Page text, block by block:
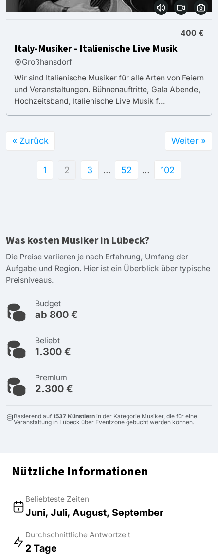
400 €
Italy-Musiker - Italienische Live Musik
Großhansdorf
Wir sind Italienische Musiker für alle Arten von Feiern
und Veranstaltungen. Bühnenauftritte, Gala Abende,
Hochzeitsband, Italienische Live Musik f...
« Zurück
1 2 3 … 52 … 102
Weiter »
Was kosten Musiker in Lübeck?
Die Preise variieren je nach Erfahrung, Umfang der
Aufgabe und Region. Hier ist ein Überblick über typische
Preisniveaus.
Budget
ab 800 €
Beliebt
1.300 €
Premium
2.300 €
Basierend auf 1537 Künstlern in der Kategorie Musiker, die für eine
Veranstaltung in Lübeck über Eventzone gebucht werden können.
Nützliche Informationen
Beliebteste Zeiten
Juni, Juli, August, September
Durchschnittliche Antwortzeit
2 Tage